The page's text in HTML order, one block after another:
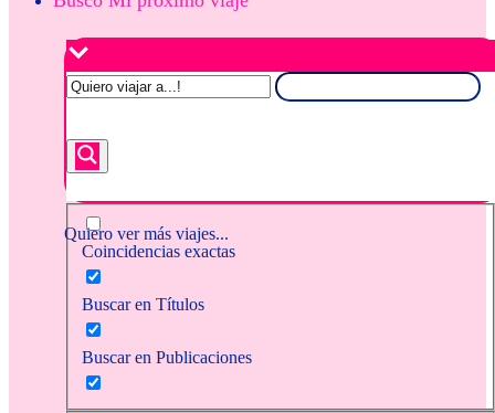
Quiero ver más viajes...
Coincidencias exactas
Buscar en Títulos
Buscar en Publicaciones